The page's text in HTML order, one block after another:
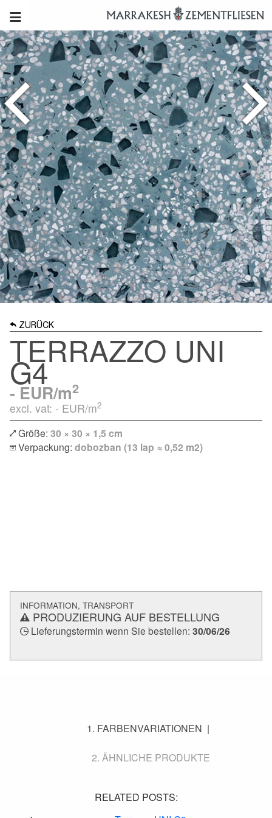
ZURÜCK
TERRAZZO UNI
G4
-EUR/m2
excl. vat: - EUR/m2
Größe: 30 × 30 × 1,5 cm
Verpackung: dobozban (13 lap ≈ 0,52 m2)
INFORMATION, TRANSPORT
PRODUZIERUNG AUF BESTELLUNG
Lieferungstermin wenn Sie bestellen: 30/06/26
FARBENVARIATIONEN
ÄHNLICHE PRODUKTE
RELATED POSTS: